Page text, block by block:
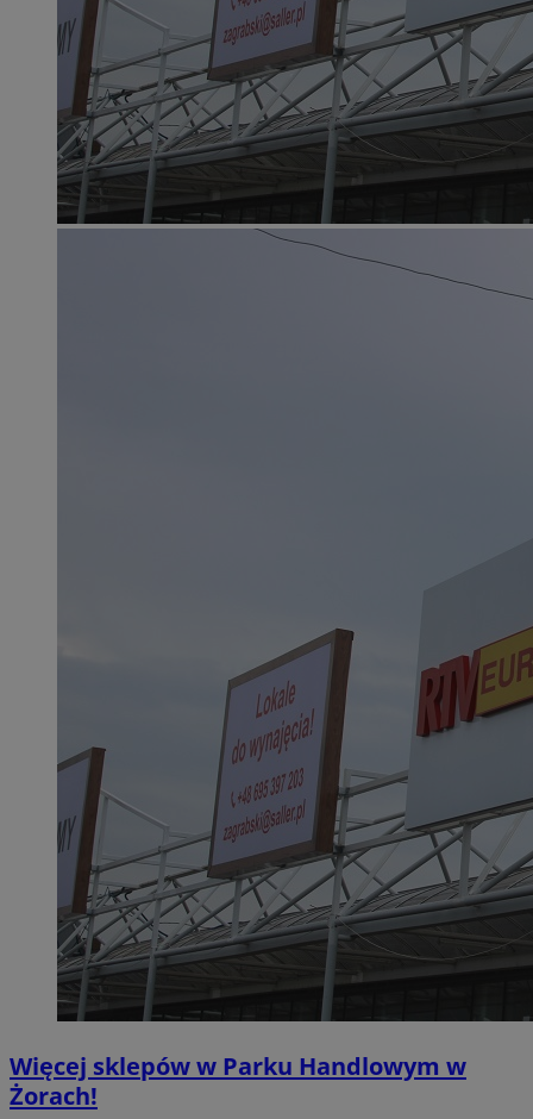
Więcej sklepów w Parku Handlowym w
Żorach!